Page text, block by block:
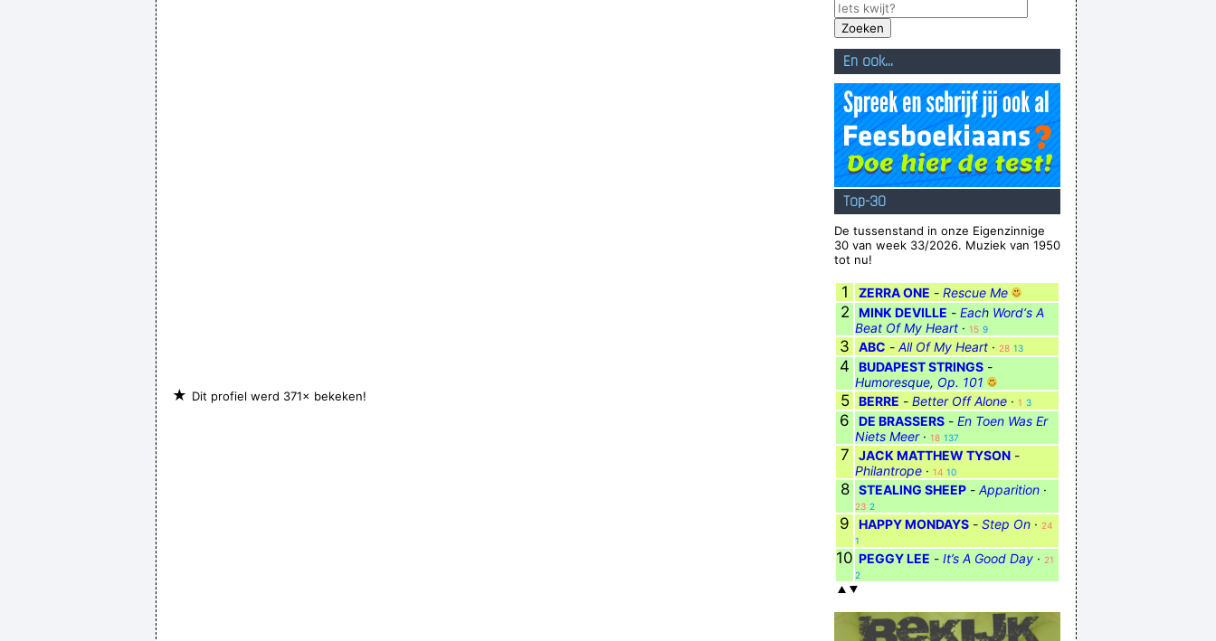
★ Dit profiel werd 371× bekeken!
En ook...
Top-30
De tussenstand in onze Eigenzinnige
30 van week 33/2026. Muziek van 1950
tot nu!
1 ZERRA ONE - Rescue Me
2 MINK DEVILLE - Each Word‘s A
Beat Of My Heart · 15 9
3 ABC - All Of My Heart · 28 13
4 BUDAPEST STRINGS -
Humoresque, Op. 101
5 BERRE - Better Off Alone · 1 3
6 DE BRASSERS - En Toen Was Er
Niets Meer· 18 137
7 JACK MATTHEW TYSON -
Philantrope · 14 10
8 STEALING SHEEP - Apparition ·
23 2
9 HAPPY MONDAYS - Step On · 24
1
10 PEGGY LEE - It’s A Good Day · 21
2